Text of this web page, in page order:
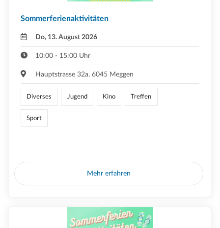
Sommerferienaktivitäten
Do, 13. August 2026
10:00 - 15:00 Uhr
Hauptstrasse 32a, 6045 Meggen
Diverses Jugend Kino Treffen
Sport
Mehr erfahren